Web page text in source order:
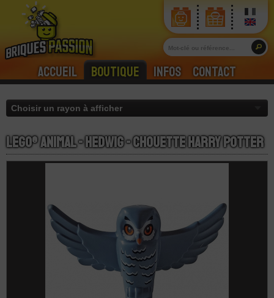
Accueil Boutique Infos Contact
LEGO® Animal - Hedwig - Chouette Harry Potter